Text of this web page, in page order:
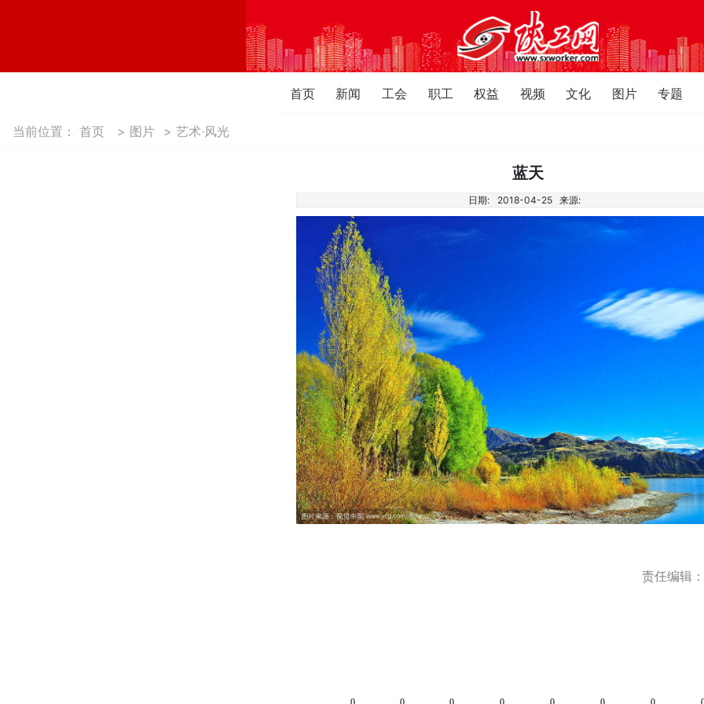
首页 新闻 工会 职工 权益 视频 文化 图片 专题
当前位置：首页 > 图片 > 艺术·风光
蓝天
日期: 2018-04-25 来源:
责任编辑